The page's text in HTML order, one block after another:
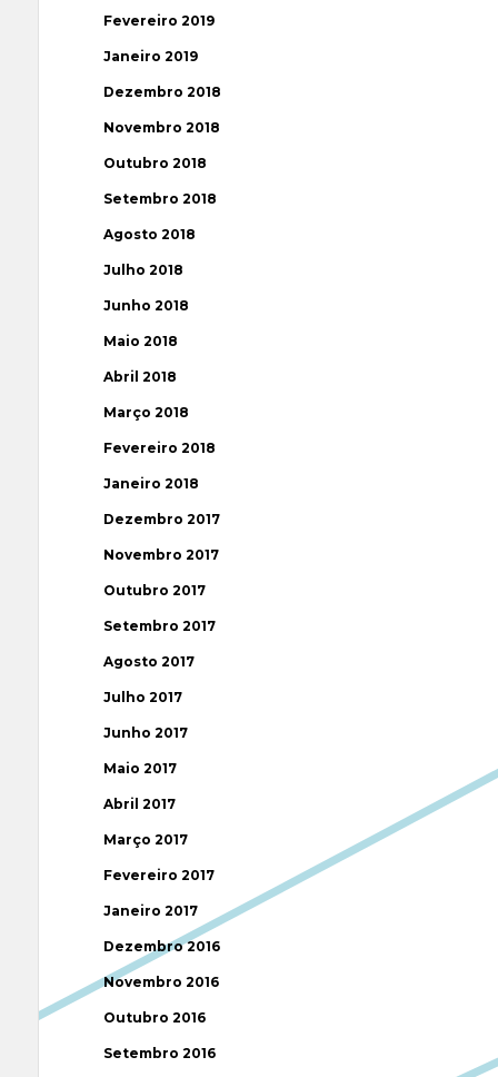
Fevereiro 2019
Janeiro 2019
Dezembro 2018
Novembro 2018
Outubro 2018
Setembro 2018
Agosto 2018
Julho 2018
Junho 2018
Maio 2018
Abril 2018
Março 2018
Fevereiro 2018
Janeiro 2018
Dezembro 2017
Novembro 2017
Outubro 2017
Setembro 2017
Agosto 2017
Julho 2017
Junho 2017
Maio 2017
Abril 2017
Março 2017
Fevereiro 2017
Janeiro 2017
Dezembro 2016
Novembro 2016
Outubro 2016
Setembro 2016